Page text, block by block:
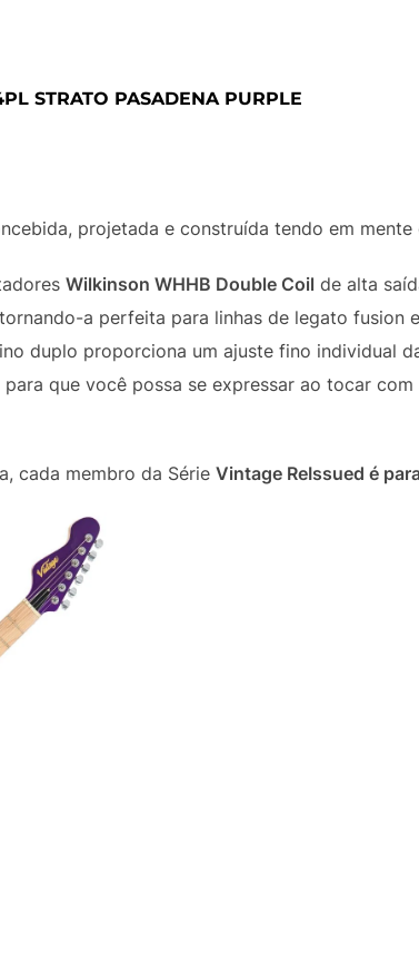
STRATO PASADENA PURPLE
projetada e construída tendo em
Wilkinson WHHB Double Coil de alta
a perfeita para linhas de legato fusion
duplo proporciona um ajuste fino individual
para que você possa se expressar ao tocar
cada membro da Série Vintage ReIssued é